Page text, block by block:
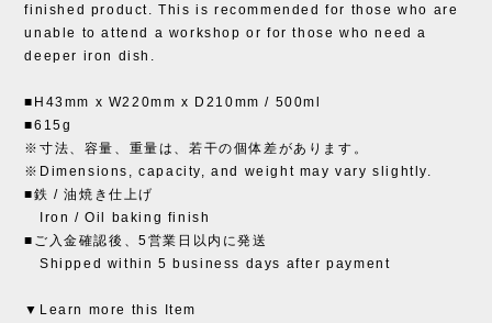
finished product. This is recommended for those who are
unable to attend a workshop or for those who need a
deeper iron dish.
■H43mm x W220mm x D210mm / 500ml
■615g
※寸法、容量、重量は、若干の個体差があります。
※Dimensions, capacity, and weight may vary slightly.
■鉄 / 油焼き仕上げ
Iron / Oil baking finish
■ご入金確認後、5営業日以内に発送
Shipped within 5 business days after payment
▼Learn more this Item